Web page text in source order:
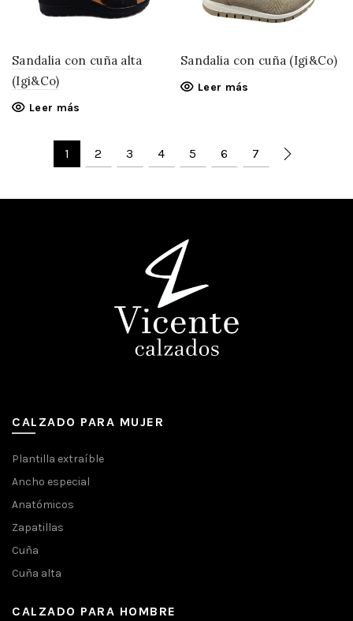
Sandalia con cuña alta
(Igi&Co)
Leer más
Sandalia con cuña (Igi&Co)
Leer más
1 2 3 4 5 6 7
CALZADO PARA MUJER
Plantilla extraíble
Ancho especial
Anatómicos
Zapatillas
Cuña
Cuña alta
CALZADO PARA HOMBRE